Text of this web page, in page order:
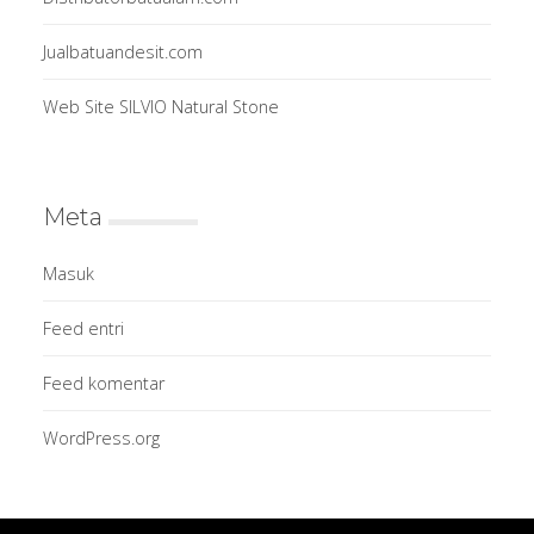
Jualbatuandesit.com
Web Site SILVIO Natural Stone
Meta
Masuk
Feed entri
Feed komentar
WordPress.org